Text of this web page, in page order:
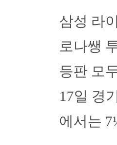
삼성 라
로나쌩
등판 모
17일 경
에서는